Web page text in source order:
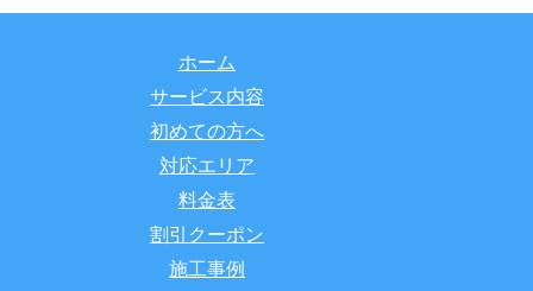
ホーム
サービス内容
初めての方へ
対応エリア
料金表
割引クーポン
施工事例